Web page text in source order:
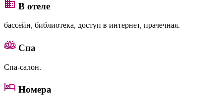
В отеле
бассейн, библиотека, доступ в интернет, прачечная.
Спа
Спа-салон.
Номера